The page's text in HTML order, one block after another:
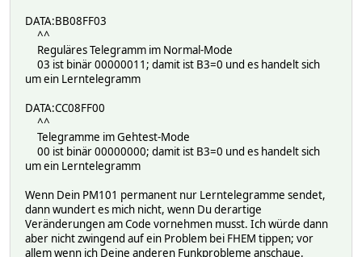
DATA:BB08FF03
^^
Reguläres Telegramm im Normal-Mode
03 ist binär 00000011; damit ist B3=0 und es handelt sich
um ein Lerntelegramm
DATA:CC08FF00
^^
Telegramme im Gehtest-Mode
00 ist binär 00000000; damit ist B3=0 und es handelt sich
um ein Lerntelegramm
Wenn Dein PM101 permanent nur Lerntelegramme sendet,
dann wundert es mich nicht, wenn Du derartige
Veränderungen am Code vornehmen musst. Ich würde dann
aber nicht zwingend auf ein Problem bei FHEM tippen; vor
allem wenn ich Deine anderen Funkprobleme anschaue.